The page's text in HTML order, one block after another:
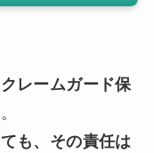
クレームガード保
も、その責任は